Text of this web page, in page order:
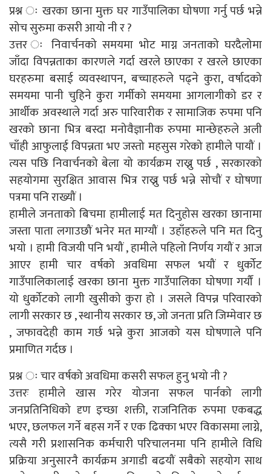
प्रश्न ः खरका छाना मुक्त घर गाउँपालिका घोषणा गर्नु पर्छ भन्ने
सोच सुरुमा कसरी आयो नी र ?
उत्तर ः निवार्चनको समयमा भोट माग्न जनताको घरदैलोमा
जाँदा विपन्नताका कारणले गर्दा खरले छाएका र खरले छाएका
घरहरुमा बसाई व्यवस्थापन, बच्चाहरुले पढ्ने कुरा, वर्षादको
समयमा पानी चुहिने कुरा गर्मीको समयमा आगलागीको डर र
आर्थीक अवस्थाले गर्दा अरु पारिवारीक र सामाजिक रुपमा पनि
खरको छाना भित्र बस्दा मनोवैज्ञानीक रुपमा मान्छेहरुले अली
चाँही आफुलाई विपन्नता भए जस्तो महसुस गरेको हामीले पायौं ।
त्यस पछि निवार्चनको बेला यो कार्यक्रम राख्नु पर्छ , सरकारको
सहयोगमा सुरक्षित आवास भित्र राख्नु पर्छ भन्ने सोचौं र घोषणा
पत्रमा पनि राख्यौं ।
हामीले जनताको बिचमा हामीलाई मत दिनुहोस खरका छानामा
जस्ता पाता लगाउछौं भनेर मत माग्यौं । उहाँहरुले पनि मत दिनु
भयो । हामी विजयी पनि भयौं , हामीले पहिलो निर्णय गयौं र आज
आएर हामी चार वर्षको अवधिमा सफल भयौं र धुर्कोट
गाउँपालिकालाई खरका छाना मुक्त गाउँपालिका घोषणा गर्यौं ।
यो धुर्कोटको लागी खुसीको कुरा हो । जसले विपन्न परिवारको
लागी सरकार छ , स्थानीय सरकार छ, जो जनता प्रति जिम्मेवार छ
, जफावदेही काम गर्छ भन्ने कुरा आजको यस घोषणाले पनि
प्रमाणित गर्दछ ।
प्रश्न ः चार वर्षको अवधिमा कसरी सफल हुनु भयो नी ?
उत्तरः हामीले खास गरेर योजना सफल पार्नको लागी
जनप्रतिनिधिको दृण इच्छा शक्ती, राजनितिक रुपमा एकबद्ध
भएर, छलफल गर्ने बहस गर्ने र एक ढिक्का भएर विकासमा लाग्ने,
त्यसै गरी प्रशासनिक कर्मचारी परिचालनमा पनि हामीले विधि
प्रक्रिया अनुसारनै कार्यक्रम अगाडी बढयौं सबैको सहयोग साथ